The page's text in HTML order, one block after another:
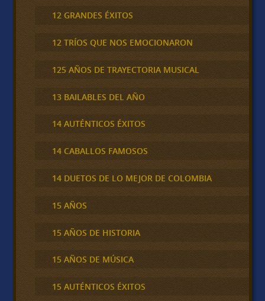
12 GRANDES ÉXITOS
12 TRÍOS QUE NOS EMOCIONARON
125 AÑOS DE TRAYECTORIA MUSICAL
13 BAILABLES DEL AÑO
14 AUTÉNTICOS ÉXITOS
14 CABALLOS FAMOSOS
14 DUETOS DE LO MEJOR DE COLOMBIA
15 AÑOS
15 AÑOS DE HISTORIA
15 AÑOS DE MÚSICA
15 AUTÉNTICOS ÉXITOS